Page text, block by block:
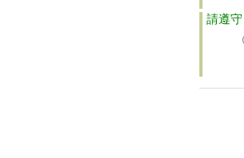
請遵